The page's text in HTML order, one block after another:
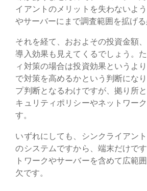
イアントのメリットを失わないよ
やサーバーにまで調査範囲を拡げる
それを経て、おおよその投資金額
導入効果も見えてくるでしょう。
ィ対策の場合は投資効果というよ
で対策を高めるかという判断にな
プ判断となるわけですが、拠り所
キュリティポリシーやネットワー
す。
いずれにしても、シンクライアン
のシステムですから、端末だけで
トワークやサーバーを含めて広範
欠です。